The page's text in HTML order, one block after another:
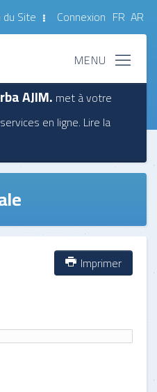
FR AR
du Site Connexion
AJIM. met à votre
en ligne. Lire la
Imprimer